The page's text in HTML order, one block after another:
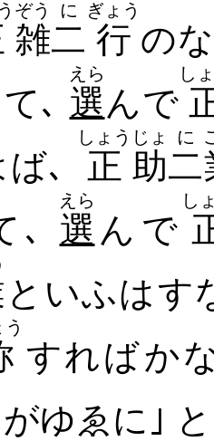
雑
ぞう
二
に
行
ぎょう
の​
､ 選
えら
ん​で
し
､ 正
しょう
助
じょ
二
に
､ 選
えら
ん​で
し
といふは​す
う
すれば​か
ゆゑに｣